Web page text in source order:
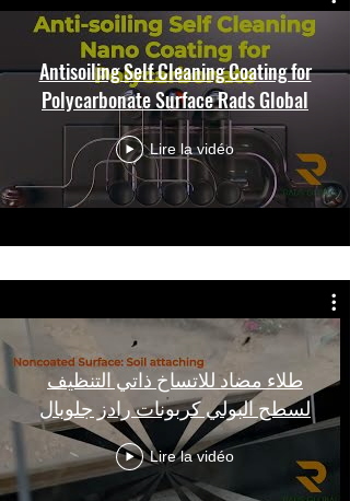
Antisoiling Self Cleaning Coating for
Polycarbonate Surface Rads Global
Lire la vidéo
طلاء مضاد للاتساخ ذاتي التنظيف
لسطح البولي كربونات رادز جلوبال
Lire la vidéo